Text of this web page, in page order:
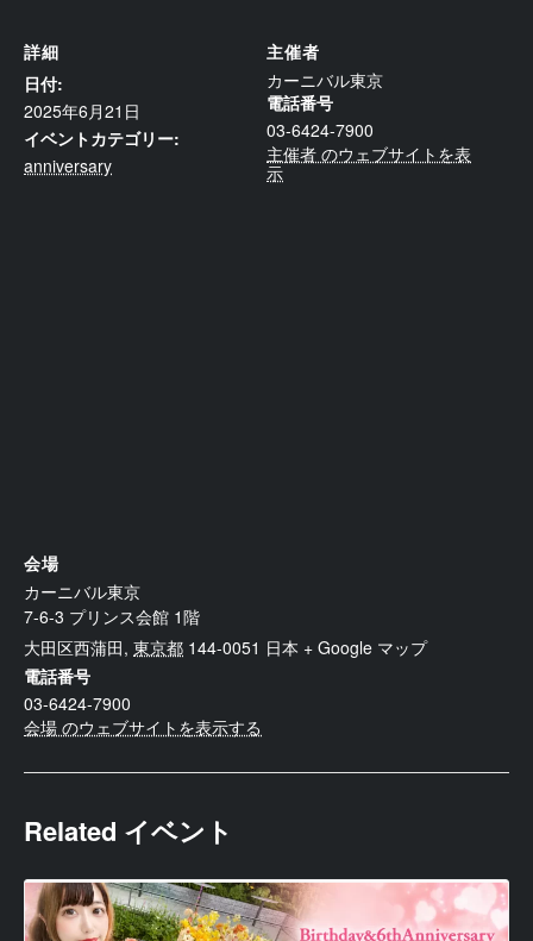
詳細
日付:
2025年6月21日
イベントカテゴリー:
anniversary
主催者
カーニバル東京
電話番号
03-6424-7900
主催者 のウェブサイトを表
示
会場
カーニバル東京
7-6-3 プリンス会館 1階
大田区西蒲田, 東京都 144-0051 日本 + Google マップ
電話番号
03-6424-7900
会場 のウェブサイトを表示する
Related イベント